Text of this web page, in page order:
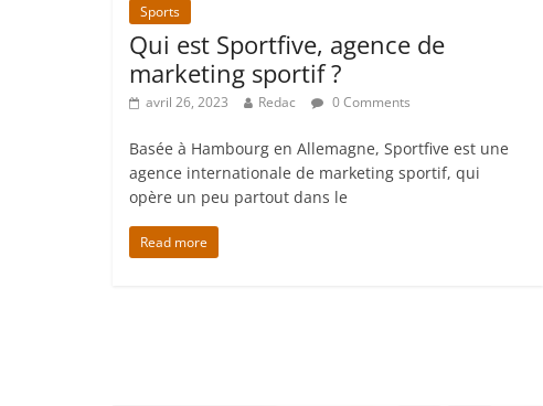
Sports
Qui est Sportfive, agence de
marketing sportif ?
avril 26, 2023 Redac 0 Comments
Basée à Hambourg en Allemagne, Sportfive est une
agence internationale de marketing sportif, qui
opère un peu partout dans le
Read more